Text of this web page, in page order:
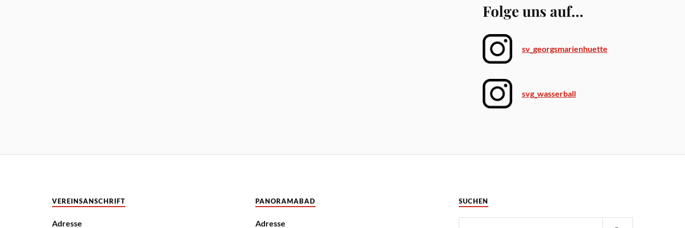
Folge uns auf...
sv_georgsmarienhuette
svg_wasserball
VEREINSANSCHRIFT
Adresse
PANORAMABAD
Adresse
SUCHEN